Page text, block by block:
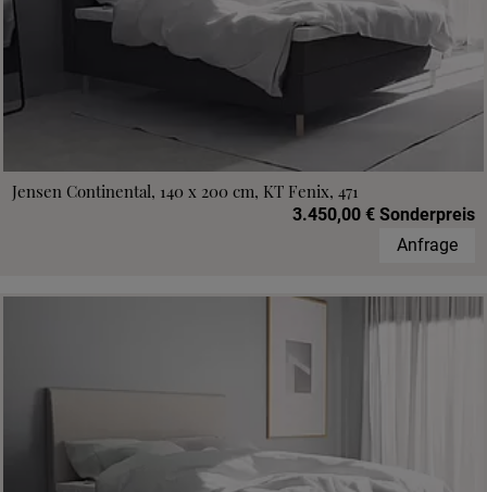
Jensen Continental, 140 x 200 cm, KT Fenix, 471
3.450,00 € Sonderpreis
Anfrage